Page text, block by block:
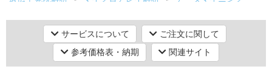
次世代シーケンス（NGS）解析【RNAシーケンス】
RNA-Seq解析・TruSeq（微量）トランスクリプトーム解析
シーケンス（塩基配列）解析
サービスについて
ご注文に関して
参考価格表・納期
関連サイト
研究機器オンライン